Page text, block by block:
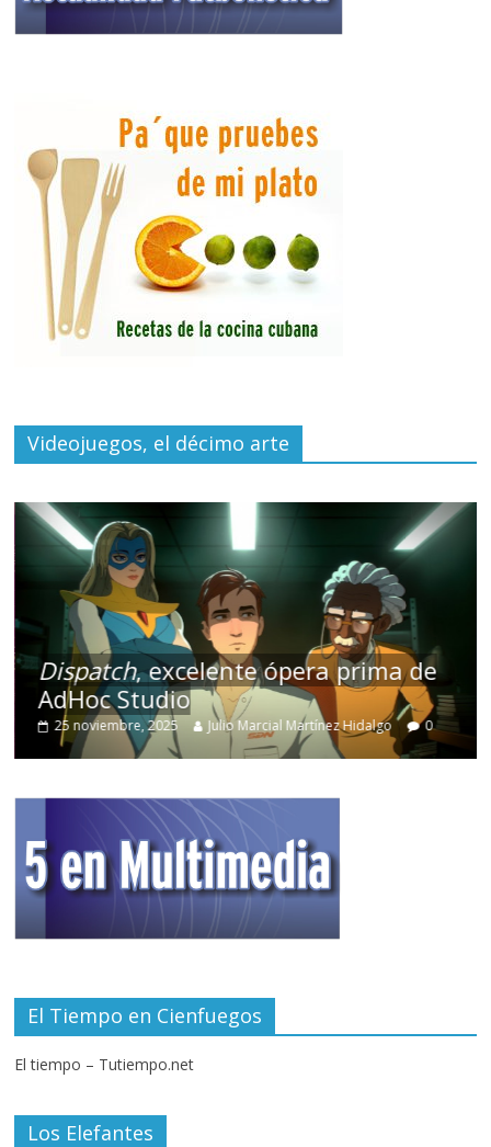
Videojuegos, el décimo arte
Dispatch, excelente ópera prima de
AdHoc Studio
25 noviembre, 2025 Julio Marcial Martínez Hidalgo 0
El Tiempo en Cienfuegos
El tiempo – Tutiempo.net
Los Elefantes